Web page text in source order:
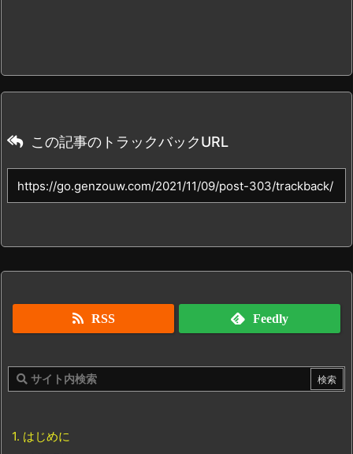
この記事のトラックバックURL
RSS Feedly
1. はじめに